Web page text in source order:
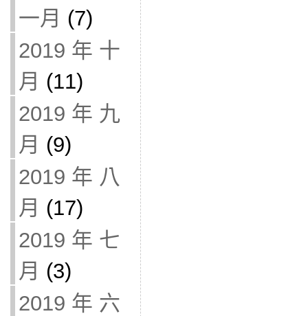
一月 (7)
2019 年 十
月 (11)
2019 年 九
月 (9)
2019 年 八
月 (17)
2019 年 七
月 (3)
2019 年 六